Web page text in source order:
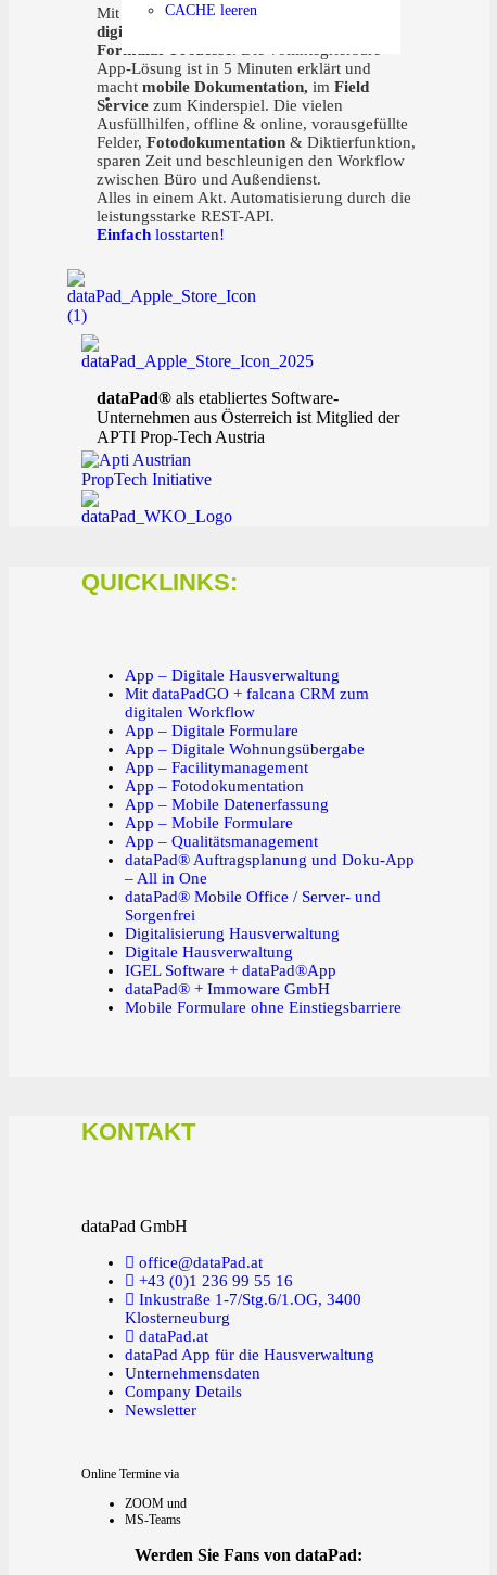
CACHE leeren
Mit der dataPad® SaaS Business Lösung
digitalisieren
Formular-Prozesse. Die vollintegrierbare
App-Lösung ist in 5 Minuten erklärt und
macht mobile Dokumentation, im Field
Servicezum Kinderspiel. Die vielen
Ausfüllhilfen, offline & online, vorausgefüllte
Felder, Fotodokumentation& Diktierfunktion,
sparen Zeit und beschleunigen den Workflow
zwischen Büro und Außendienst.
Alles in einem Akt. Automatisierung durch die
leistungsstarke REST-API.
Einfachlosstarten!
dataPad® als etabliertes Software-
Unternehmen aus Österreich ist Mitglied der
APTI Prop-Tech Austria
QUICKLINKS:
App – Digitale Hausverwaltung
Mit dataPadGO + falcana CRM zum
digitalen Workflow
App – Digitale Formulare
App – Digitale Wohnungsübergabe
App – Facilitymanagement
App – Fotodokumentation
App – Mobile Datenerfassung
App – Mobile Formulare
App – Qualitätsmanagement
dataPad® Auftragsplanung und Doku-App
– All in One
dataPad® Mobile Office / Server- und
Sorgenfrei
Digitalisierung Hausverwaltung
Digitale Hausverwaltung
IGEL Software + dataPad®App
dataPad® + Immoware GmbH
Mobile Formulare ohne Einstiegsbarriere
KONTAKT
dataPad GmbH
office@dataPad.at
+43 (0)1 236 99 55 16
Inkustraße 1-7/Stg.6/1.OG, 3400
Klosterneuburg
dataPad.at
dataPad App für die Hausverwaltung
Unternehmensdaten
Company Details
Newsletter
Online Termine via
ZOOM und
MS-Teams
Werden Sie Fans von dataPad: